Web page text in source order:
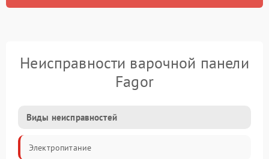
Неисправности варочной панели
Fagor
Виды неисправностей
Электропитание